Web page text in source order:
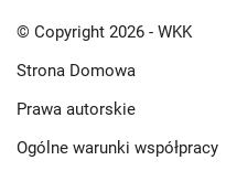
© Copyright 2026 - WKK
Strona Domowa
Prawa autorskie
Ogólne warunki współpracy